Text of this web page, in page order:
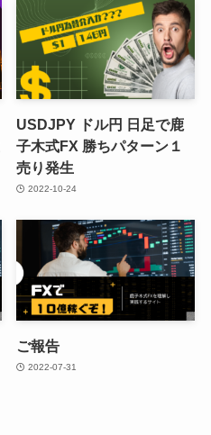
USDJPY ドル円 日足で鹿
子木式FX 勝ちパターン１
売り発生
2022-10-24
ご報告
2022-07-31